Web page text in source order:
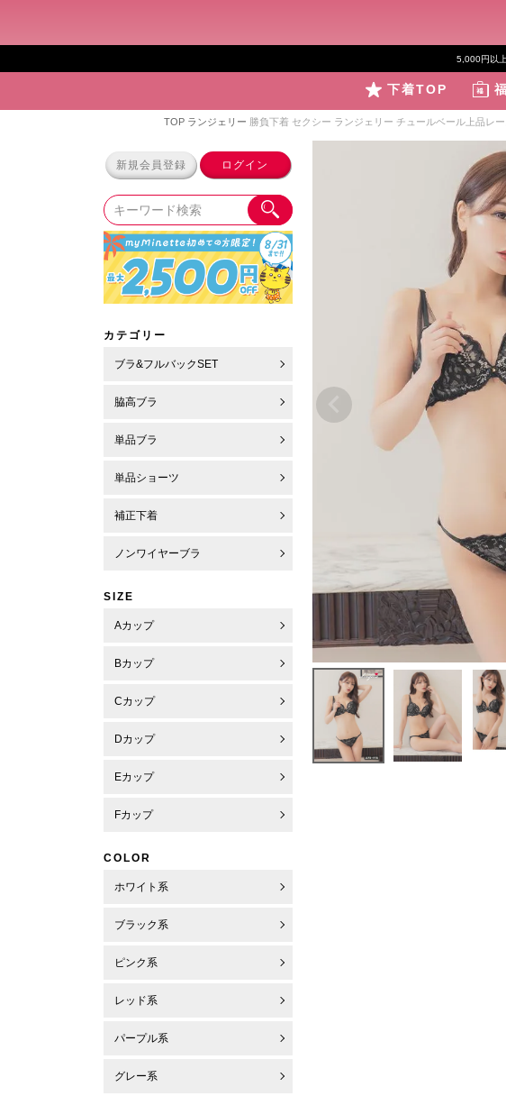
5,000円以
下着TOP
TOP ランジェリー 勝負下着 セクシー ランジェリー チュールベール上品レ
新規会員登録 ログイン
カテゴリー
ブラ&フルバックSET
脇高ブラ
単品ブラ
単品ショーツ
補正下着
ノンワイヤーブラ
SIZE
Aカップ
Bカップ
Cカップ
Dカップ
Eカップ
Fカップ
COLOR
ホワイト系
ブラック系
ピンク系
レッド系
パープル系
グレー系